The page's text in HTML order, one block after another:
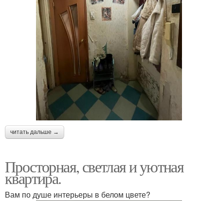
читать дальше →
Просторная, светлая и уютная
квартира.
Вам по душе интерьеры в белом цвете?